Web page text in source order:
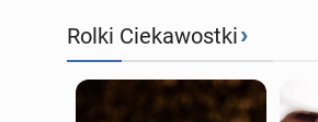
Rolki Ciekawostki›